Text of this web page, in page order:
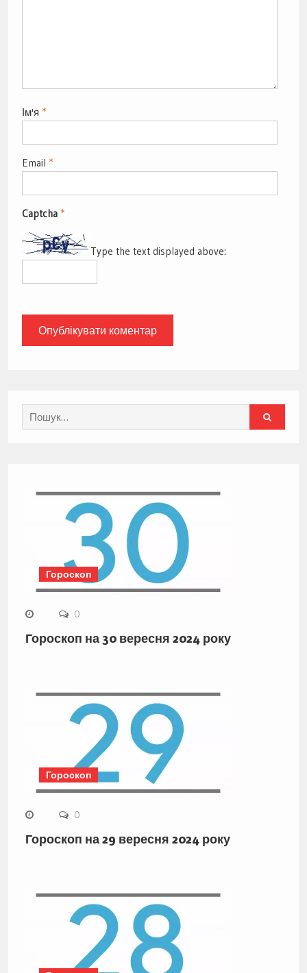
Ім'я *
Email *
Captcha *
Type the text displayed above:
Search
for:
Гороскоп
0
Гороскоп на 30 вересня 2024 року
Гороскоп
0
Гороскоп на 29 вересня 2024 року